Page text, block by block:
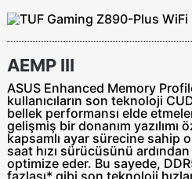
AEMP III
ASUS Enhanced Memory
kullanıcıların son teknoloji
bellek performansı elde
gelişmiş bir donanım yazılımı
kapsamlı ayar sürecine sahip
saat hızı sürücüsünü
optimize eder. Bu sayede,